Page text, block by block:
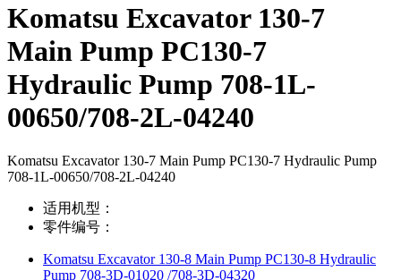
Komatsu Excavator 130-7
Main Pump PC130-7
Hydraulic Pump 708-1L-
00650/708-2L-04240
Komatsu Excavator 130-7 Main Pump PC130-7 Hydraulic Pump
708-1L-00650/708-2L-04240
适用机型：
零件编号：
Komatsu Excavator 130-8 Main Pump PC130-8 Hydraulic
Pump 708-3D-01020 /708-3D-04320